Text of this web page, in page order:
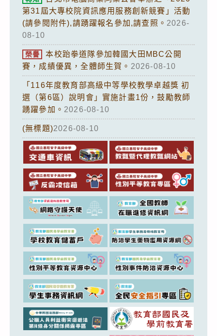
第31屆大專校院資訊應用服務創新競賽」活動
(請參閱附件),請踴躍報名參加,請查照。 2026-
08-10
榮譽
本校跆拳道隊參加韓國大田MBC公開
賽，成績優異，全體師生賀。 2026-08-10
「116年度教育部高級中等學校教學卓越獎 初
選（第6區）說明會」實施計畫1份，鼓勵教師
踴躍參加。 2026-08-10
(無標題)2026-08-10